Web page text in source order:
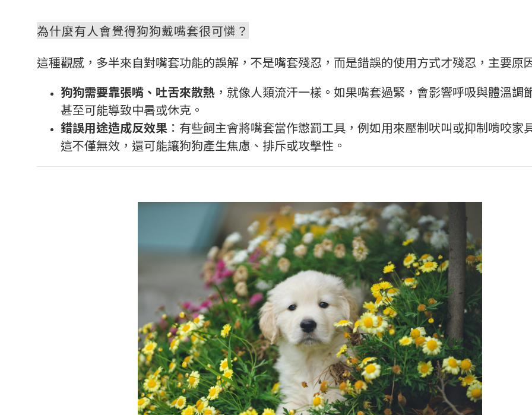
為什麼有人會覺得狗狗戴嘴套很可憐？
這種觀感，多半來自對嘴套功能的誤解，不是嘴套殘忍，而是錯誤的使用方式才殘忍，主要原
狗狗需要靠張嘴、吐舌來散熱 ，就像人類流汗一樣。如果嘴套過緊，會影響呼吸與體溫調
甚至可能導致中暑或休克。
錯誤用途造成反效果 ：有些飼主會將嘴套當作懲罰工具，例如用來壓制吠叫或抑制啃咬家
這不僅無效，還可能讓狗狗產生焦慮、排斥或攻擊性。